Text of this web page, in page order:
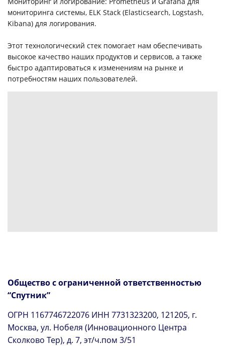
мониторинга системы, ELK Stack (Elasticsearch, Logstash,
Kibana) для логирования.
Этот технологический стек помогает нам обеспечивать
высокое качество наших продуктов и сервисов, а также
быстро адаптироваться к изменениям на рынке и
потребностям наших пользователей.
Общество с ограниченной ответственностью
“Спутник”
ОГРН 1167746722076 ИНН 7731323200, 121205, г.
Москва, ул. Нобеля (Инновационного Центра
Сколково Тер), д. 7, эт/ч.пом 3/51